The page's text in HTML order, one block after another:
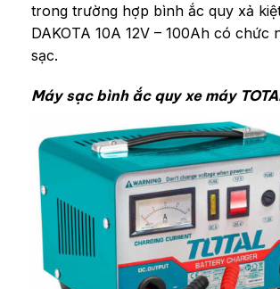
trong trường hợp bình ắc quy xả
DAKOTA 10A 12V – 100Ah có chức
sạc.
Máy sạc bình ắc quy xe máy